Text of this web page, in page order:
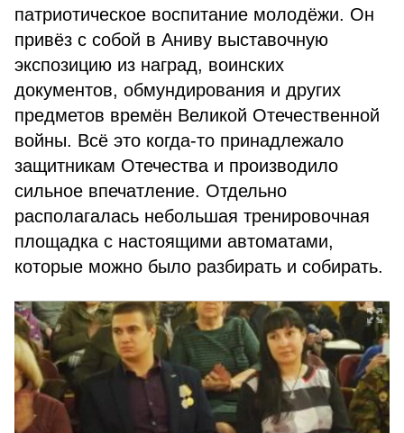
патриотическое воспитание молодёжи. Он
привёз с собой в Аниву выставочную
экспозицию из наград, воинских
документов, обмундирования и других
предметов времён Великой Отечественной
войны. Всё это когда-то принадлежало
защитникам Отечества и производило
сильное впечатление. Отдельно
располагалась небольшая тренировочная
площадка с настоящими автоматами,
которые можно было разбирать и собирать.